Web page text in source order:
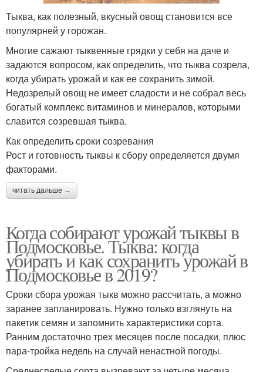
Тыква, как полезный, вкусный овощ становится все
популярней у горожан.
Многие сажают тыквенные грядки у себя на даче и
задаются вопросом, как определить, что тыква созрела,
когда убирать урожай и как ее сохранить зимой.
Недозрелый овощ не имеет сладости и не собрал весь
богатый комплекс витаминов и минералов, которыми
славится созревшая тыква.
Как определить сроки созревания
Рост и готовность тыквы к сбору определяется двумя
факторами.
читать дальше →
Когда собирают урожай тыквы в
Подмосковье. Тыква: когда
убирать и как сохранить урожай в
Подмосковье в 2019?
Сроки сбора урожая тыкв можно рассчитать, а можно
заранее запланировать. Нужно только взглянуть на
пакетик семян и запомнить характеристики сорта.
Ранним достаточно трех месяцев после посадки, плюс
пара-тройка недель на случай ненастной погоды.